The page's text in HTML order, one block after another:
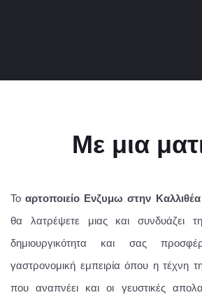
Με μια
Τοαρτοποιείο Ενζυμω στην Καλλιθέα
θα λατρέψετε μιας και συνδυάζει
δημιουργικότητα και σας
γαστρονομική εμπειρία όπου η τέχνη
που αναπνέει και οι γευστικές